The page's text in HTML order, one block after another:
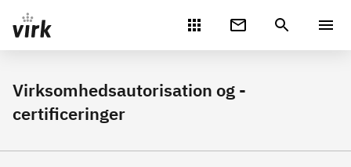
Gå direkte til indhold
Virksomhedsautorisation og -
certificeringer